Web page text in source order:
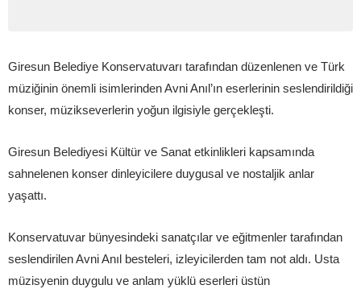
Giresun Belediye Konservatuvarı tarafından düzenlenen ve Türk
müziğinin önemli isimlerinden Avni Anıl’ın eserlerinin seslendirildiği
konser, müzikseverlerin yoğun ilgisiyle gerçekleşti.
Giresun Belediyesi Kültür ve Sanat etkinlikleri kapsamında
sahnelenen konser dinleyicilere duygusal ve nostaljik anlar
yaşattı.
Konservatuvar bünyesindeki sanatçılar ve eğitmenler tarafından
seslendirilen Avni Anıl besteleri, izleyicilerden tam not aldı. Usta
müzisyenin duygulu ve anlam yüklü eserleri üstün